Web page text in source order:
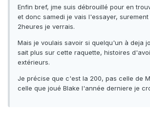
Enfin bref, jme suis débrouillé pour en
et donc samedi je vais l'essayer, surement
2heures je verrais.
Mais je voulais savoir si quelqu'un à deja
sait plus sur cette raquette, histoires
extérieurs.
Je précise que c'est la 200, pas celle de
celle que joué Blake l'année derniere je